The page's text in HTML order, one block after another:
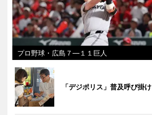
プロ野球・広島７―１１巨人
「デジポリス」普及呼び掛け